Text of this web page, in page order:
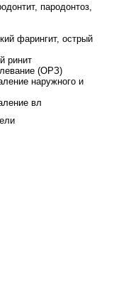
пародонтоз,
фарингит, острый
ринит
(ОРЗ)
наружного и
вл